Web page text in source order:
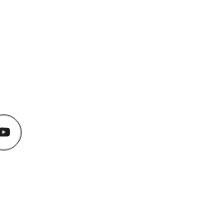
a contratar una fuerza
una cultura inclusiva.